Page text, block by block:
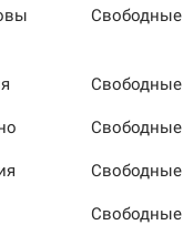
Свободные
Свободные
Свободные
Свободные
Свободные